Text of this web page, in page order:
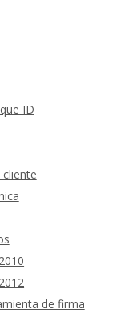
ID
de firma